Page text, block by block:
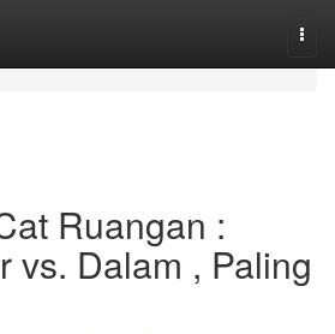
Ruangan :
vs. Dalam , Paling